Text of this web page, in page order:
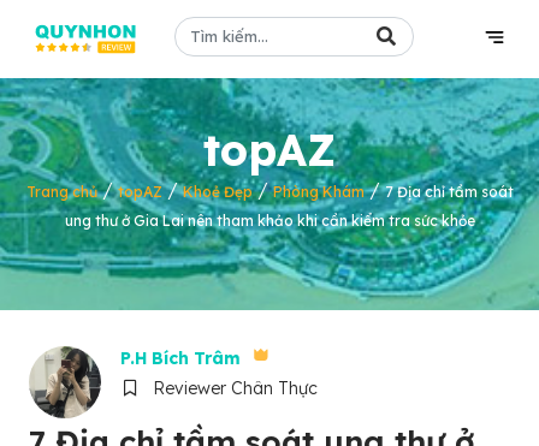
topAZ
Trang chủ/topAZ/Khoẻ Đẹp/Phòng Khám/7 Địa chỉ tầm soát
ung thư ở Gia Lai nên tham khảo khi cần kiểm tra sức khỏe
P.H Bích Trâm
Reviewer Chân Thực